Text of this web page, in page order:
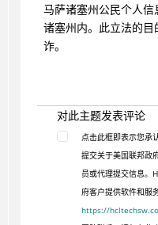
马萨诸塞州公民个人
诸塞州内。此立法的
诈。
对此主题发表评论
点击此框即表示您承
提交关于美国联邦政
员或代理提交信息。
府客户提供软件和服
https://